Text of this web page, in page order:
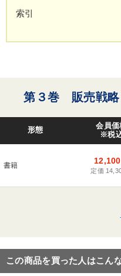
索引
第３巻 販売戦略
形態
会員価
※税
書籍
定価
この商品を買った人はこん